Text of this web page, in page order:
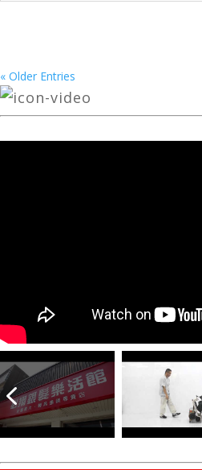
« Older Entries